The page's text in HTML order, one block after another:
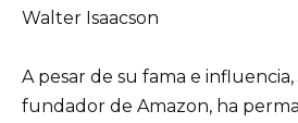
Walter Isaacson
A pesar de su fama e influencia,
fundador de Amazon, ha